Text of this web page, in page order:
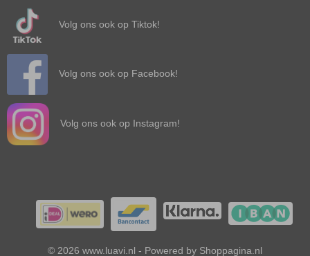
Volg ons ook op Tiktok!
Volg ons ook op Facebook!
Volg ons ook op Instagram!
© 2026 www.luavi.nl - Powered by Shoppagina.nl